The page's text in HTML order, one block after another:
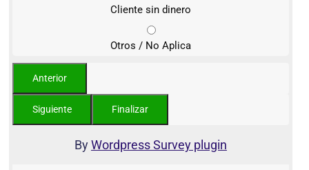
Cliente sin dinero
Otros / No Aplica
ByWordpress Survey plugin